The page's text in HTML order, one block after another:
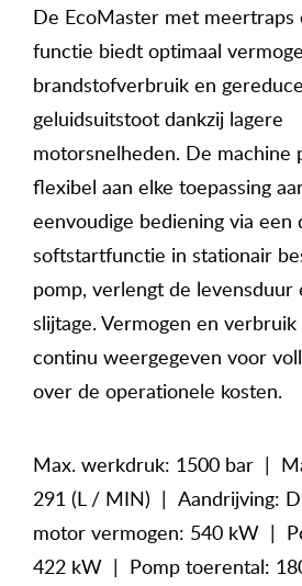
De EcoMaster met meertraps
functie biedt optimaal
brandstofverbruik en
geluidsuitstoot dankzij lagere
motorsnelheden. De machine
flexibel aan elke toepassing
eenvoudige bediening via een
softstartfunctie in stationair
pomp, verlengt de
slijtage. Vermogen en
continu weergegeven voor
over de operationele kosten.
Max. werkdruk: 1500 bar |
291 (L / MIN) | Aandrijving:
motor vermogen: 540 kW |
422 kW | Pomp toerental: